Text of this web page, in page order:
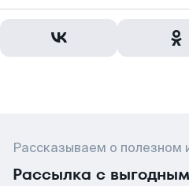
Рассказываем о полезном
Рассылка с